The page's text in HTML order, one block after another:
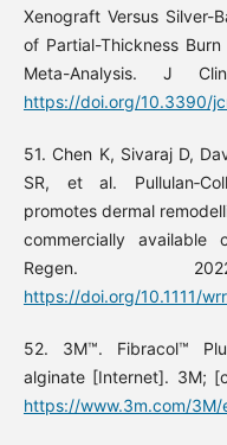
Xenograft Versus Silver-
of Partial-Thickness
Meta-Analysis. J
https://doi.org/10.3390/
51. Chen K, Sivaraj D,
SR, et al.
promotes dermal
commercially available
Regen.
https://doi.org/10.1111/
52. 3M™. Fibracol™
alginate [Internet]. 3M;
https://www.3m.com/3M/